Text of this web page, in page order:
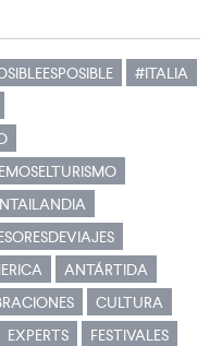
#ITALIA
ANTÁRTIDA
CULTURA
EXPERTS
FESTIVALES